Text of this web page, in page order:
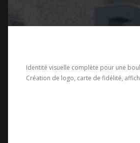
Identité visuelle complète pour une
Création de logo, carte de fidélité,